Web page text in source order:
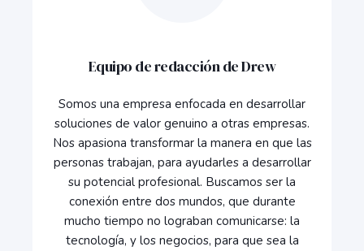
Equipo de redacción de Drew
Somos una empresa enfocada en desarrollar
soluciones de valor genuino a otras empresas.
Nos apasiona transformar la manera en que las
personas trabajan, para ayudarles a desarrollar
su potencial profesional. Buscamos ser la
conexión entre dos mundos, que durante
mucho tiempo no lograban comunicarse: la
tecnología, y los negocios, para que sea la